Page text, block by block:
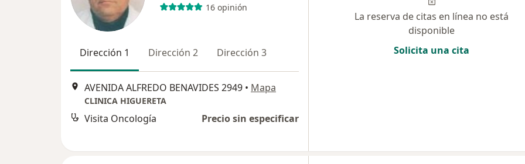
16 opinión
Dirección 1 Dirección 2 Dirección 3
AVENIDA ALFREDO BENAVIDES 2949 • Mapa
CLINICA HIGUERETA
Visita Oncología Precio sin especificar
La reserva de citas en línea no está
disponible
Solicita una cita